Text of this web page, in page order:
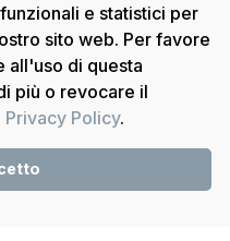
e statistici per
sito web. Per favore
all'uso di questa
più o revocare il
Privacy Policy.
– Powered by
Français
Deutsch